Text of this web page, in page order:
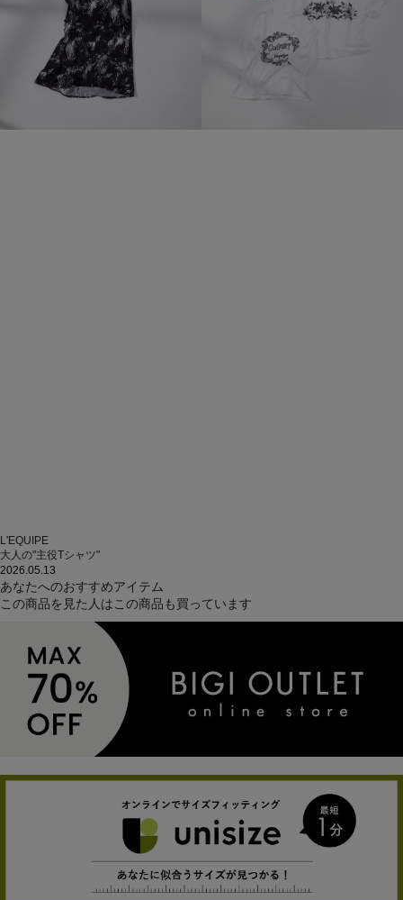
L'EQUIPE
大人の"主役Tシャツ"
2026.05.13
あなたへのおすすめアイテム
この商品を見た人はこの商品も買っています